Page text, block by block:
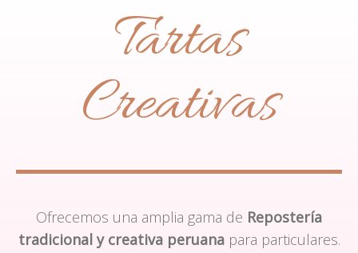
Tartas
Creativas
Ofrecemos una amplia gama de Repostería
tradicional y creativa peruanapara particulares.